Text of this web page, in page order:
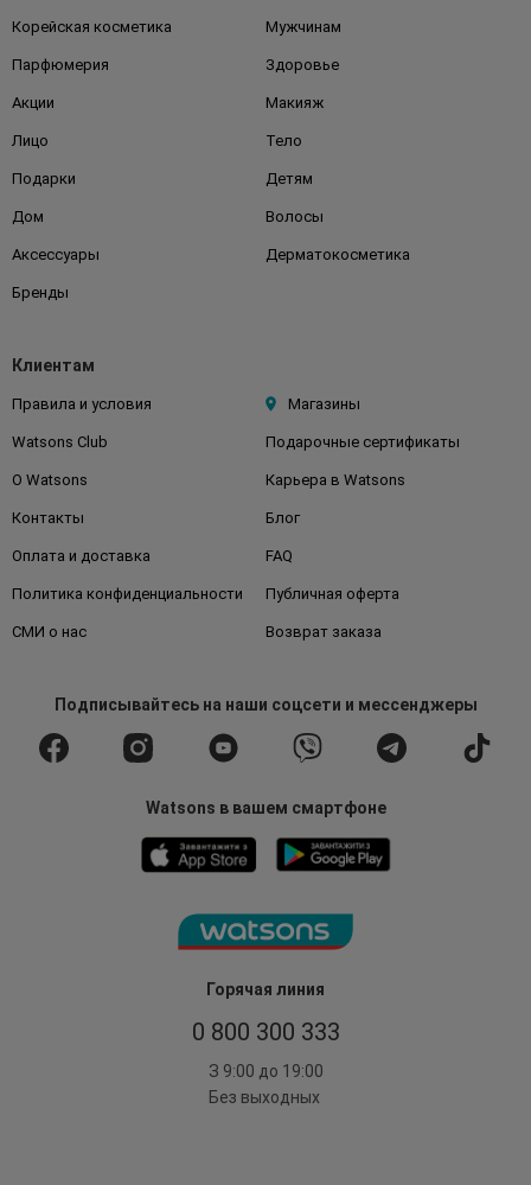
Горячая линия
0 800 300 333
З 9:00 до 19:00
Без выходных
Корейская косметика Мужчинам
Парфюмерия Здоровье
Акции Макияж
Лицо Тело
Подарки Детям
Дом Волосы
Аксессуары Дерматокосметика
Бренды
Клиентам
Правила и условия Магазины
Watsons Club Подарочные сертификаты
О Watsons Карьера в Watsons
Контакты Блог
Оплата и доставка FAQ
Политика конфиденциальности Публичная оферта
СМИ о нас Возврат заказа
Подписывайтесьна наши соцсети и мессенджеры
Watsons в вашем смартфоне